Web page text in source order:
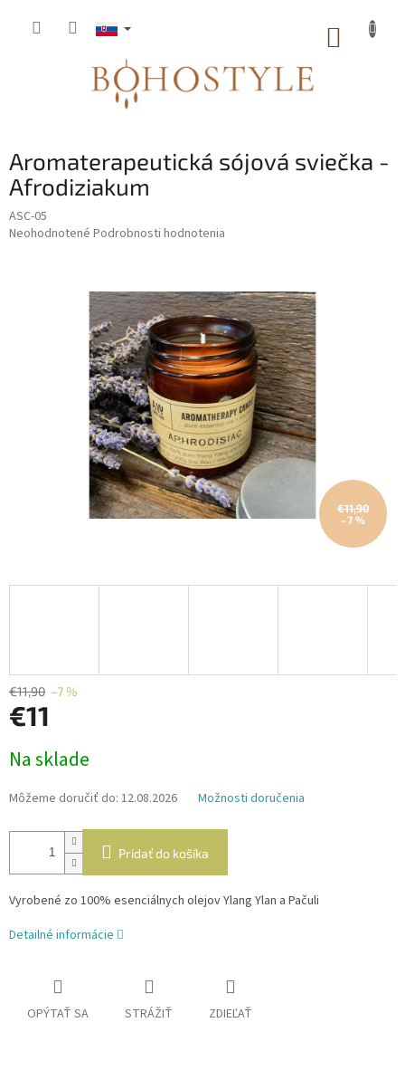
Aromaterapeutická sójová sviečka -
Afrodiziakum
ASC-05
Priemerné
Neohodnotené Podrobnosti hodnotenia
€11,90
–7 %
€11,90 –7 %
€11
cena:
Na sklade
Môžeme doručiť do: 12.08.2026 Možnosti doručenia
Pridať do košíka
Vyrobené zo 100% esenciálnych olejov Ylang Ylan a Pačuli
Detailné informácie
OPÝTAŤ SA STRÁŽIŤ ZDIEĽAŤ